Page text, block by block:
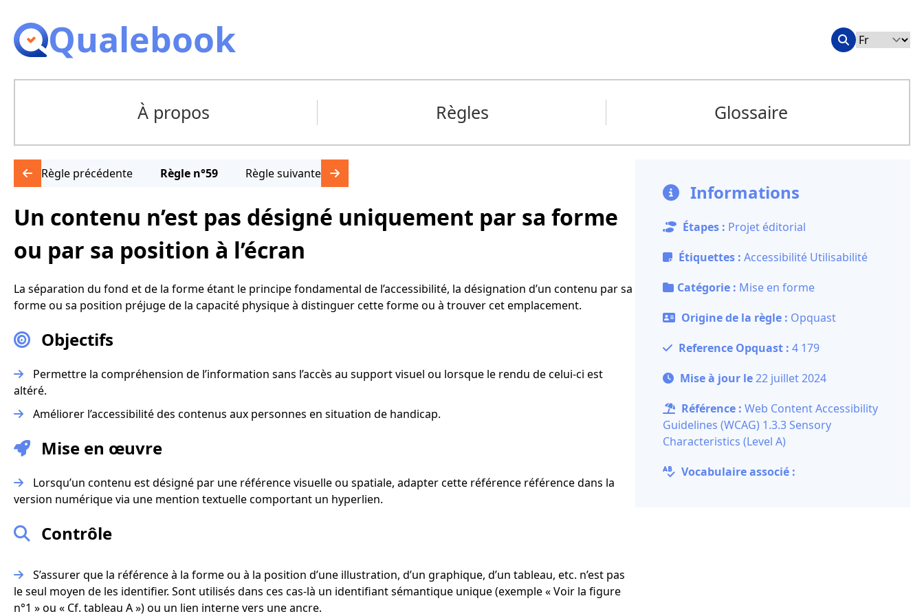
Qualebook
À propos Règles Glossaire
Règle précédente Règle n°59 Règle suivante
Un contenu n’est pas désigné uniquement par sa forme
ou par sa position à l’écran
La séparation du fond et de la forme étant le principe fondamental de l’accessibilité, la désignation d’un contenu par sa
forme ou sa position préjuge de la capacité physique à distinguer cette forme ou à trouver cet emplacement.
Objectifs
Permettre la compréhension de l’information sans l’accès au support visuel ou lorsque le rendu de celui-ci est
altéré.
Améliorer l’accessibilité des contenus aux personnes en situation de handicap.
Mise en œuvre
Lorsqu’un contenu est désigné par une référence visuelle ou spatiale, adapter cette référence référence dans la
version numérique via une mention textuelle comportant un hyperlien.
Contrôle
S’assurer que la référence à la forme ou à la position d’une illustration, d’un graphique, d’un tableau, etc. n’est pas
le seul moyen de les identifier. Sont utilisés dans ces cas-là un identifiant sémantique unique (exemple « Voir la figure
n°1 » ou « Cf. tableau A ») ou un lien interne vers une ancre.
Informations
Étapes : Projet éditorial
Étiquettes : Accessibilité Utilisabilité
Catégorie : Mise en forme
Origine de la règle : Opquast
Reference Opquast : 4 179
Mise à jour le22 juillet 2024
Référence : Web Content Accessibility
Guidelines (WCAG) 1.3.3 Sensory
Characteristics (Level A)
Vocabulaire associé :